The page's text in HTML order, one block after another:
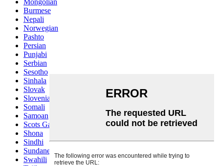
Mongolian
Burmese
Nepali
Norwegian
Pashto
Persian
Punjabi
Serbian
Sesotho
Sinhala
Slovak
Slovenian
Somali
Samoan
Scots Gaelic
Shona
Sindhi
Sundanese
Swahili